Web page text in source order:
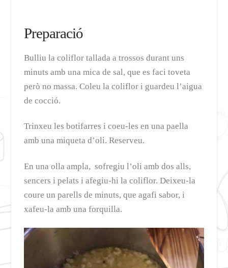
Preparació
Bulliu la coliflor tallada a trossos durant uns
minuts amb una mica de sal, que es faci toveta
però no massa. Coleu la coliflor i guardeu l’aigua
de cocció.
Trinxeu les botifarres i coeu-les en una paella
amb una miqueta d’oli. Reserveu.
En una olla ampla, sofregiu l’oli amb dos alls,
sencers i pelats i afegiu-hi la coliflor. Deixeu-la
coure un parells de minuts, que agafi sabor, i
xafeu-la amb una forquilla.